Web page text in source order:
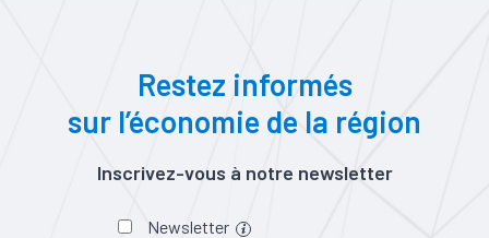
Restez informés
sur l’économie de la région
Inscrivez-vous à notre newsletter
Newsletter